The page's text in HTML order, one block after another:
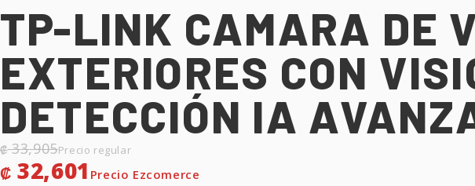
TP-LINK CAMARA DE
EXTERIORES CON
DETECCIÓN IA
₡33,905
₡ 32,601